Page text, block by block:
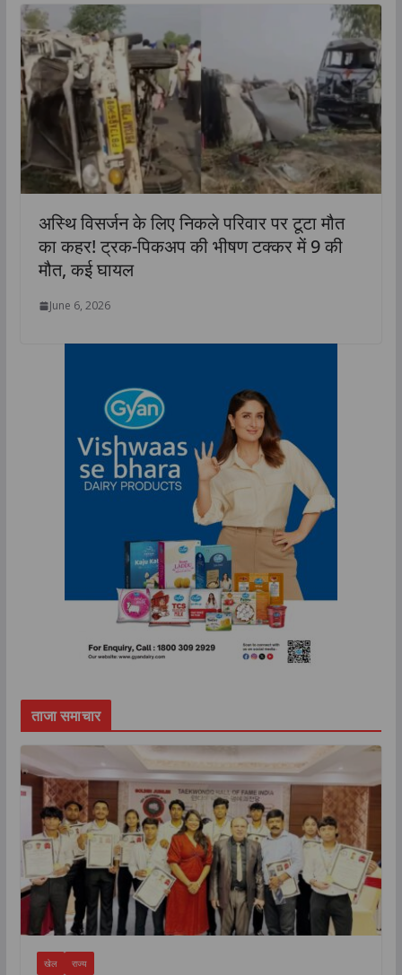
अस्थि विसर्जन के लिए निकले परिवार पर टूटा मौत
का कहर! ट्रक-पिकअप की भीषण टक्कर में 9 की
मौत, कई घायल
June 6, 2026
ताजा समाचार
खेल राज्य